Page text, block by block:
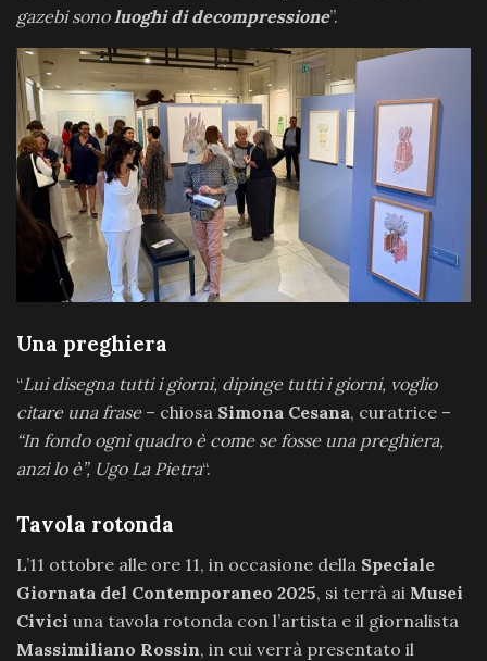
gazebi sono luoghi di decompressione”.
Una preghiera
“Lui disegna tutti i giorni, dipinge tutti i giorni, voglio
citare una frase– chiosa Simona Cesana, curatrice –
“In fondo ogni quadro è come se fosse una preghiera,
anzi lo è”, Ugo La Pietra“.
Tavola rotonda
L’11 ottobre alle ore 11, in occasione della Speciale
Giornata del Contemporaneo 2025, si terrà ai Musei
Civici una tavola rotonda con l’artista e il giornalista
Massimiliano Rossin, in cui verrà presentato il